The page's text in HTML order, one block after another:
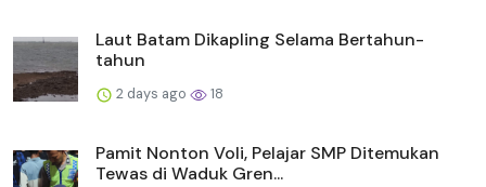
Laut Batam Dikapling Selama Bertahun-
tahun
2 days ago 18
Pamit Nonton Voli, Pelajar SMP Ditemukan
Tewas di Waduk Gren...